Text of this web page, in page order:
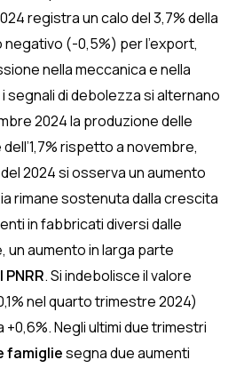
registra un calo del 3,7% della
(-0,5%) per l’export,
nella meccanica e nella
segnali di debolezza si alternano
2024 la produzione delle
rispetto a novembre,
2024 si osserva un aumento
rimane sostenuta dalla crescita
in fabbricati diversi dalle
un aumento in larga parte
. Si indebolisce il valore
nel quarto trimestre 2024)
+0,6%. Negli ultimi due trimestri
famigliesegna due aumenti